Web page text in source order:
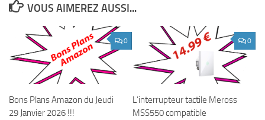
VOUS AIMEREZ AUSSI...
0
Bons Plans Amazon du Jeudi
29 Janvier 2026 !!!
0
L’interrupteur tactile Meross
MSS550 compatible